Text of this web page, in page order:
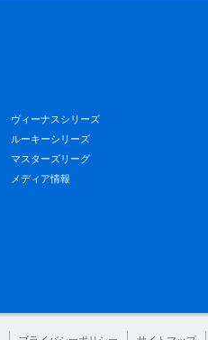
ヴィーナスシリーズ
ルーキーシリーズ
マスターズリーグ
メディア情報